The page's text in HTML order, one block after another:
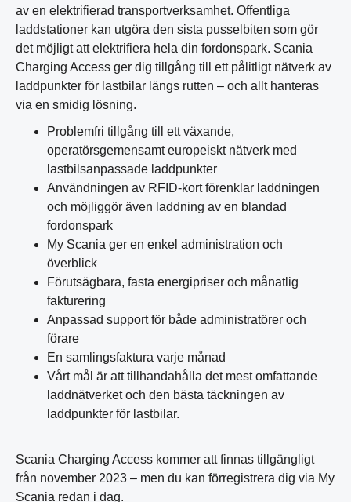
av en elektrifierad transportverksamhet. Offentliga
laddstationer kan utgöra den sista pusselbiten som gör
det möjligt att elektrifiera hela din fordonspark. Scania
Charging Access ger dig tillgång till ett pålitligt nätverk av
laddpunkter för lastbilar längs rutten – och allt hanteras
via en smidig lösning.
Problemfri tillgång till ett växande,
operatörsgemensamt europeiskt nätverk med
lastbilsanpassade laddpunkter
Användningen av RFID-kort förenklar laddningen
och möjliggör även laddning av en blandad
fordonspark
My Scania ger en enkel administration och
överblick
Förutsägbara, fasta energipriser och månatlig
fakturering
Anpassad support för både administratörer och
förare
En samlingsfaktura varje månad
Vårt mål är att tillhandahålla det mest omfattande
laddnätverket och den bästa täckningen av
laddpunkter för lastbilar.
Scania Charging Access kommer att finnas tillgängligt
från november 2023 – men du kan förregistrera dig via My
Scania redan i dag.